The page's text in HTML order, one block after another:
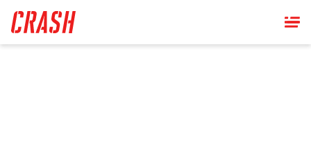
main
content